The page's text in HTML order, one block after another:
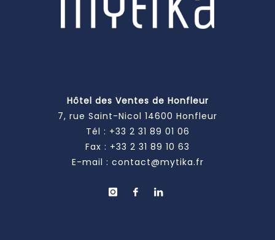
Hôtel des Ventes de Honfleur
7, rue Saint-Nicol 14600 Honfleur
Tél : +33 2 31 89 01 06
Fax : +33 2 31 89 10 63
E-mail : contact@mytika.fr